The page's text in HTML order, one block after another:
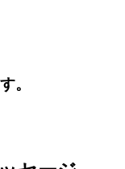
。